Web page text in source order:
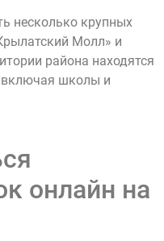
несколько крупных
Молл» и
района находятся
включая школы и
онлайн на